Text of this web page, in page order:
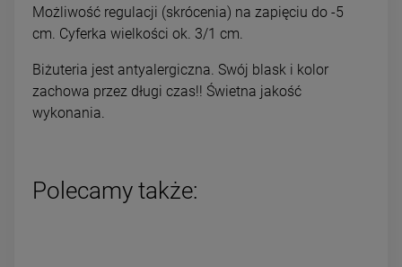
Możliwość regulacji (skrócenia) na zapięciu do -5
cm. Cyferka wielkości ok. 3/1 cm.
Biżuteria jest antyalergiczna. Swój blask i kolor
zachowa przez długi czas!! Świetna jakość
wykonania.
Polecamy także: